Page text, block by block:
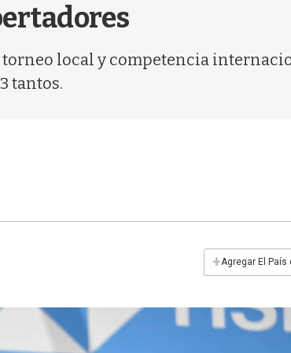
local y competencia
tantos.
+Agregar El País